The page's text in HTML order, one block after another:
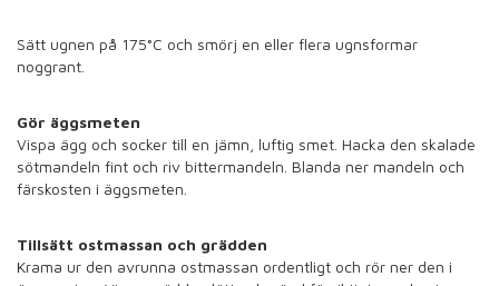
Sätt ugnen på 175°C och smörj en eller flera ugnsformar
noggrant.
Gör äggsmeten
Vispa ägg och socker till en jämn, luftig smet. Hacka den skalade
sötmandeln fint och riv bittermandeln. Blanda ner mandeln och
färskosten i äggsmeten.
Tillsätt ostmassan och grädden
Krama ur den avrunna ostmassan ordentligt och rör ner den i